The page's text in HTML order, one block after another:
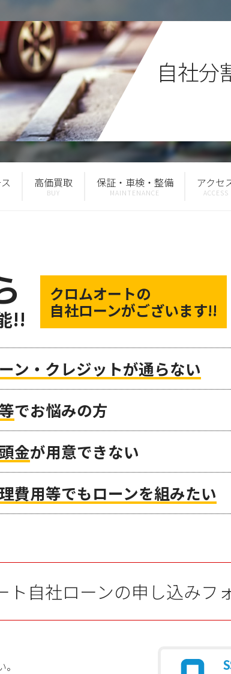
自社分
高価買取 保証・車検・整備 アクセ
!!
クロムオートの
自社ローンがございます!!
ン・クレジットが通らない
でお悩みの方
金が用意できない
費用等でもローンを組みたい
ト自社ローンの申し込みフ